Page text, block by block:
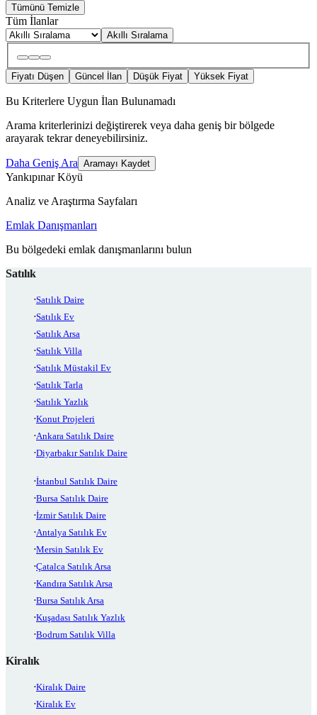
Tümünü Temizle
Tüm İlanlar
Akıllı Sıralama
Fiyatı Düşen Güncel İlan Düşük Fiyat Yüksek Fiyat
Bu Kriterlere Uygun İlan Bulunamadı
Arama kriterlerinizi değiştirerek veya daha geniş bir bölgede
arayarak tekrar deneyebilirsiniz.
Daha Geniş Ara Aramayı Kaydet
Yankıpınar Köyü
Analiz ve Araştırma Sayfaları
Emlak Danışmanları
Bu bölgedeki emlak danışmanlarını bulun
Satılık
Satılık Daire
Satılık Ev
Satılık Arsa
Satılık Villa
Satılık Müstakil Ev
Satılık Tarla
Satılık Yazlık
Konut Projeleri
Ankara Satılık Daire
Diyarbakır Satılık Daire
İstanbul Satılık Daire
Bursa Satılık Daire
İzmir Satılık Daire
Antalya Satılık Ev
Mersin Satılık Ev
Çatalca Satılık Arsa
Kandıra Satılık Arsa
Bursa Satılık Arsa
Kuşadası Satılık Yazlık
Bodrum Satılık Villa
Kiralık
Kiralık Daire
Kiralık Ev